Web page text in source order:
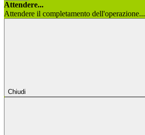
Attendere...
Attendere il completamento dell'operazione...
Chiudi